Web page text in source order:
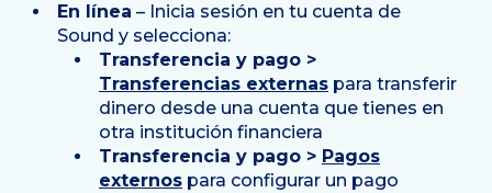
En línea – Inicia sesión en tu cuenta de
Sound y selecciona:
Transferencia y pago >
Transferencias externas para transferir
dinero desde una cuenta que tienes en
otra institución financiera
Transferencia y pago > Pagos
externos para configurar un pago